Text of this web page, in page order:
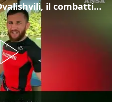
Zuckerberg contro Dvalishvili, il combattimento in mezzo a un lago